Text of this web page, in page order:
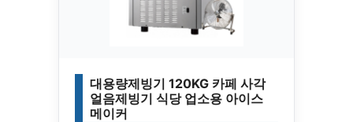
대용량제빙기 120KG 카페 사각
얼음제빙기 식당 업소용 아이스
메이커